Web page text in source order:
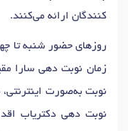
کنندگان ارائه می‌کنند.
زمان نوبت دهی سارا
نوبت به‌صورت
نوبت دهی دکتریاب